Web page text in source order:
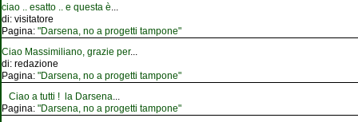
ciao .. esatto .. e questa è
di: visitatore
Pagina: "Darsena, no a progetti tampone"
Ciao Massimiliano, grazie per...
di: redazione
Pagina: "Darsena, no a progetti tampone"
Ciao a tutti ! la Darsena
Pagina: "Darsena, no a progetti tampone"